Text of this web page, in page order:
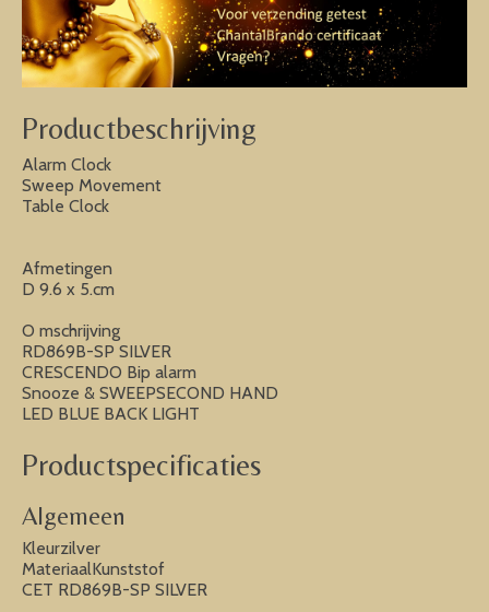
Productbeschrijving
Alarm Clock
Sweep Movement
Table Clock
Afmetingen
D 9.6 x 5.cm
O mschrijving
RD869B-SP SILVER
CRESCENDO Bip alarm
Snooze & SWEEPSECOND HAND
LED BLUE BACK LIGHT
Productspecificaties
Algemeen
Kleurzilver
MateriaalKunststof
CET RD869B-SP SILVER